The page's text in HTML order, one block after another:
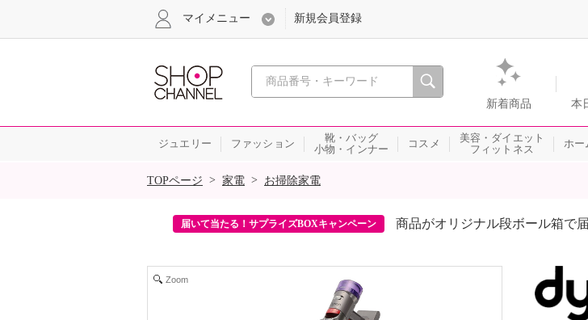
心おどる、瞬間を。通販・テレビショッピングのショップチャンネル
新着商品 本
マイメニュー 新規会員登録
ジュエリー ファッション
靴・バッグ
小物・インナー
コスメ
美容・ダイエット
フィットネス
ホー
SALE
TOPページ > 家電 > お掃除家電
届いて当たる！サプライズBOXキャンペーン 商品がオリジナル段ボール箱で
Zoom